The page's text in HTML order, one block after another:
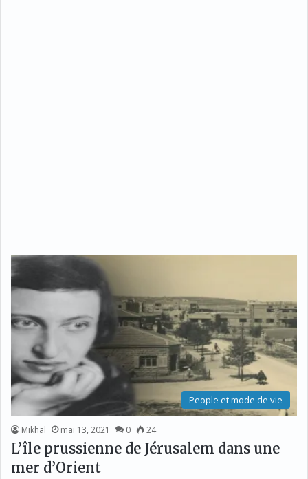
People et mode de vie
Mikhal mai 13, 2021 0 24
L’île prussienne de Jérusalem dans une
mer d’Orient